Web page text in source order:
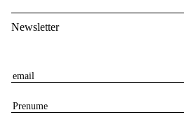
Newsletter
E
aP